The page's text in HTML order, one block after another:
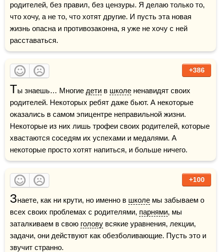
родителей, без правил, без цензуры. Я делаю только то,
что хочу, а не то, что хотят другие. И пусть эта новая
жизнь опасна и противозаконна, я уже не хочу с ней
расставаться.
+386
Ты знаешь… Многие дети в школе ненавидят своих
родителей. Некоторых ребят даже бьют. А некоторые
оказались в самом эпицентре неправильной жизни.
Некоторые из них лишь трофеи своих родителей, которые
хвастаются соседям их успехами и медалями. А
некоторые просто хотят напиться, и больше ничего.
+100
Знаете, как ни крути, но именно в школе мы забываем о
всех своих проблемах с родителями, парнями, мы
заталкиваем в свою голову всякие уравнения, лекции,
задачи, они действуют как обезболивающие. Пусть это и
звучит странно.